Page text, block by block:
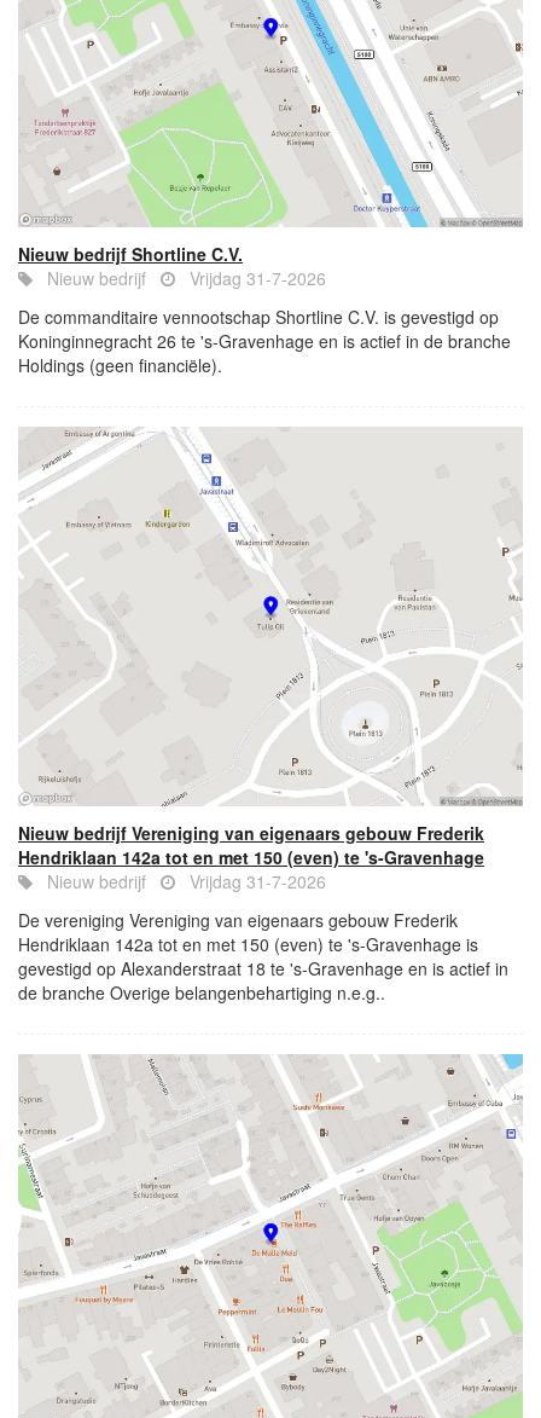
Nieuw bedrijf Shortline C.V.
Nieuw bedrijf
Vrijdag 31-7-2026
De commanditaire vennootschap Shortline C.V. is gevestigd op
Koninginnegracht 26 te 's-Gravenhage en is actief in de branche
Holdings (geen financiële).
Nieuw bedrijf Vereniging van eigenaars gebouw Frederik
Hendriklaan 142a tot en met 150 (even) te 's-Gravenhage
Nieuw bedrijf
Vrijdag 31-7-2026
De vereniging Vereniging van eigenaars gebouw Frederik
Hendriklaan 142a tot en met 150 (even) te 's-Gravenhage is
gevestigd op Alexanderstraat 18 te 's-Gravenhage en is actief in
de branche Overige belangenbehartiging n.e.g..